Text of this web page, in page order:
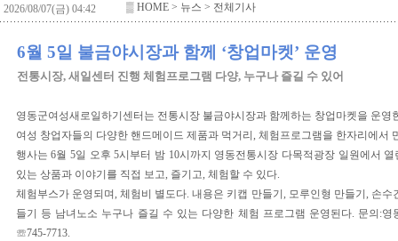
▒ HOME > 뉴스 > 전체기사
6월 5일 불금야시장과 함께 ‘창업마켓’ 운영
전통시장, 새일센터 진행 체험프로그램 다양, 누구나 즐길 수 있어
영동군여성새로일하기센터는 전통시장 불금야시장과 함께하는 창업마켓을 운영
여성 창업자들의 다양한 핸드메이드 제품과 먹거리, 체험프로그램을 한자리에서
행사는 6월 5일 오후 5시부터 밤 10시까지 영동전통시장 다목적광장 일원에서
있는 상품과 이야기를 직접 보고, 즐기고, 체험할 수 있다.
체험부스가 운영되며, 체험비 별도다. 내용은 키캡 만들기, 모루인형 만들기, 손수
들기 등 남녀노소 누구나 즐길 수 있는 다양한 체험 프로그램 운영된다. 문의:영
☏745-7713.